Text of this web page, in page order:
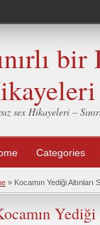
bir
sex Hikayeleri –
Categories
» Kocamın Yediği